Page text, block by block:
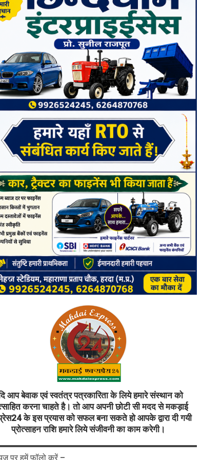
आप बेवाक एवं स्वतंत्र पत्रकारिता के लिये हमारे संस्थान को
करना चाहते है। तो आप अपनी छोटी सी मदद से मकड़ाई
के इस प्रयास को सफल बना सकते हो आपके द्वारा दी गयी
प्रोत्साहन राशि हमारे लिये संजीवनी का काम करेगी।
पर हमें फॉलो करें –